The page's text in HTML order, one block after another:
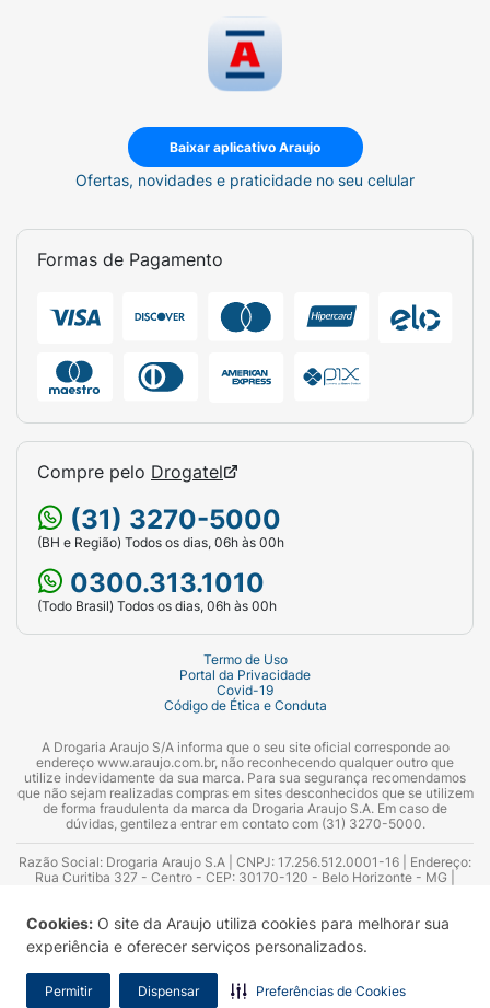
Cookies: O site da Araujo utiliza cookies para melhorar sua
experiência e oferecer serviços personalizados.
Permitir Dispensar Preferências de Cookies
Baixar aplicativo Araujo
Ofertas, novidades e praticidade no seu celular
Formas de Pagamento
Compre pelo Drogatel
(31) 3270-5000
(BH e Região) Todos os dias, 06h às 00h
0300.313.1010
(Todo Brasil) Todos os dias, 06h às 00h
Termo de Uso
Portal da Privacidade
Covid-19
Código de Ética e Conduta
A Drogaria Araujo S/A informa que o seu site oficial corresponde ao
endereço www.araujo.com.br, não reconhecendo qualquer outro que
utilize indevidamente da sua marca. Para sua segurança recomendamos
que não sejam realizadas compras em sites desconhecidos que se utilizem
de forma fraudulenta da marca da Drogaria Araujo S.A. Em caso de
dúvidas, gentileza entrar em contato com (31) 3270-5000.
Razão Social: Drogaria Araujo S.A | CNPJ: 17.256.512.0001-16 | Endereço:
Rua Curitiba 327 - Centro - CEP: 30170-120 - Belo Horizonte - MG |
Azevedo Guimarães – CRF 10.965 | Yasmin Silva Alvarenga – CRF 52.584 -
Consultor substituto: Thiago Aguiar Pinheiro - CRF Nº 13.748. Alvará
Sanitário: 2025020713 | Autorização de Funcionamento da Empresa (AFE):